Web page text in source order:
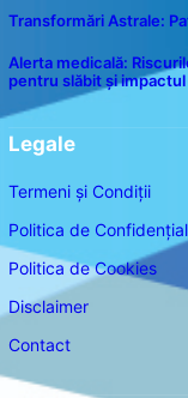
Transformări Astrale:
Alerta medicală:
pentru slăbit și
Legale
Termeni și Condiții
Politica de
Politica de Cookies
Disclaimer
Contact